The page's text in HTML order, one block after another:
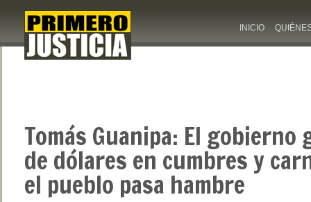
INICIO
Tomás Guanipa: El gobierno
de dólares en cumbres y
el pueblo pasa hambre